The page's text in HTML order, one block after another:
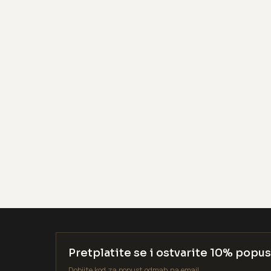
Pretplatite se i ostvarite 10%